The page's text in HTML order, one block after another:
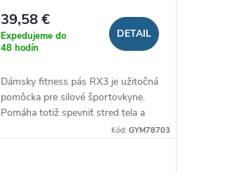
39,58 €
Expedujeme do
48 hodín
DETAIL
Dámsky fitness pás RX3 je užitočná
pomôcka pre silové športovkyne.
Pomáha totiž spevniť stred tela a
znížiť riziko zranenia pri zdvíhaní
Kód: GYM78703